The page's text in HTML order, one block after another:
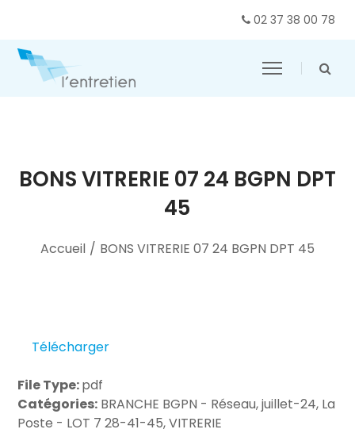
02 37 38 00 78
BONS VITRERIE 07 24 BGPN DPT
45
Accueil / BONS VITRERIE 07 24 BGPN DPT 45
Télécharger
File Type:pdf
Catégories: BRANCHE BGPN - Réseau, juillet-24, La
Poste - LOT 7 28-41-45, VITRERIE